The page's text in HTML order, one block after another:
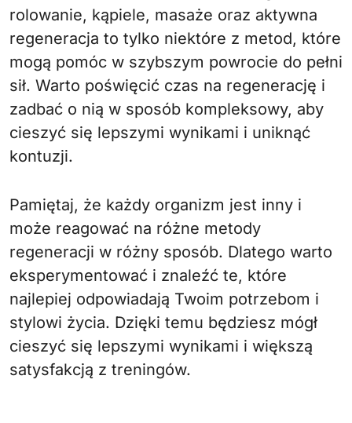
rolowanie, kąpiele, masaże oraz aktywna
regeneracja to tylko niektóre z metod, które
mogą pomóc w szybszym powrocie do pełni
sił. Warto poświęcić czas na regenerację i
zadbać o nią w sposób kompleksowy, aby
cieszyć się lepszymi wynikami i uniknąć
kontuzji.
Pamiętaj, że każdy organizm jest inny i
może reagować na różne metody
regeneracji w różny sposób. Dlatego warto
eksperymentować i znaleźć te, które
najlepiej odpowiadają Twoim potrzebom i
stylowi życia. Dzięki temu będziesz mógł
cieszyć się lepszymi wynikami i większą
satysfakcją z treningów.